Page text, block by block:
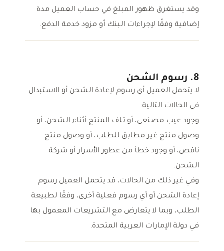
وقد يستغرق ظهور المبلغ في حساب العميل مدة
إضافية وفقًا لإجراءات البنك أو مزود خدمة الدفع.
8. رسوم الشحن
لا يتحمل العميل أي رسوم لإعادة الشحن أو الاستبدال
في الحالات التالية:
وجود عيب مصنعي، أو تلف المنتج أثناء الشحن، أو
وصول منتج غير مطابق للطلب، أو وصول منتج
ناقص، أو وجود خطأ من عطور الأسرار أو شركة
الشحن.
وفي غير ذلك من الحالات، قد يتحمل العميل رسوم
إعادة الشحن أو أي رسوم فعلية أخرى، وفقًا لطبيعة
الطلب، وبما لا يتعارض مع التشريعات المعمول بها
في دولة الإمارات العربية المتحدة.